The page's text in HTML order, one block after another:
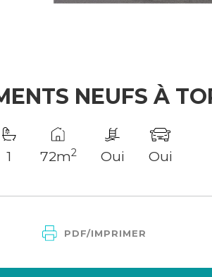
NEUFS À
1 72m2 Oui Oui
PDF/IMPRIMER